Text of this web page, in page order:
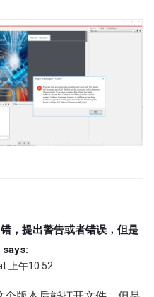
，提出警告或者错误，但是
says:
上午10:52